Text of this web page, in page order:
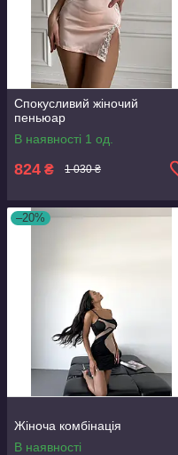
Спокусливий жіночий
пеньюар
В наявності 1 од.
824 ₴ 1 030 ₴
–20%
Жіноча комбінація
В наявності